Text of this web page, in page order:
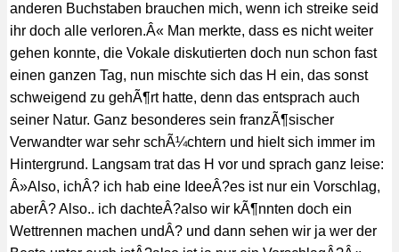
anderen Buchstaben brauchen mich, wenn ich streike seid
ihr doch alle verloren.Â« Man merkte, dass es nicht weiter
gehen konnte, die Vokale diskutierten doch nun schon fast
einen ganzen Tag, nun mischte sich das H ein, das sonst
schweigend zu gehÃ¶rt hatte, denn das entsprach auch
seiner Natur. Ganz besonderes sein franzÃ¶sischer
Verwandter war sehr schÃ¼chtern und hielt sich immer im
Hintergrund. Langsam trat das H vor und sprach ganz leise:
Â»Also, ichÂ? ich hab eine IdeeÂ?es ist nur ein Vorschlag,
aberÂ? Also.. ich dachteÂ?also wir kÃ¶nnten doch ein
Wettrennen machen undÂ? und dann sehen wir ja wer der